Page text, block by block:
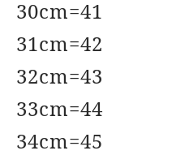
30cm=41
31cm=42
32cm=43
33cm=44
34cm=45